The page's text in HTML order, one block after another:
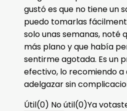
gustó es que no tiene un
puedo tomarlas
solo unas semanas, noté
más plano y que había
sentirme agotada. Es un
efectivo, lo recomiendo a
adelgazar sin
Útil(0) No útil(0)Ya